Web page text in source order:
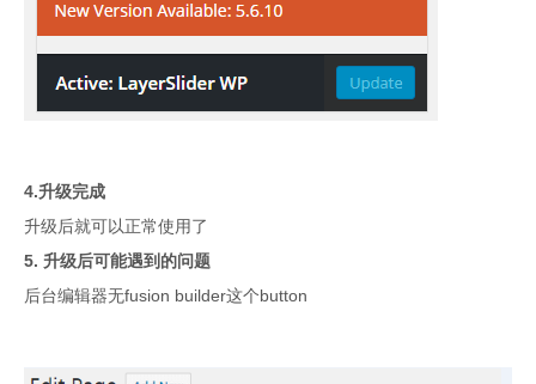
4.升级完成
升级后就可以正常使用了
5. 升级后可能遇到的问题
后台编辑器无fusion builder这个button